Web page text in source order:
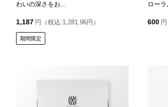
わいの深さをお...
1,187 円（税込:1,281.96円）
期間限定
ロー
600